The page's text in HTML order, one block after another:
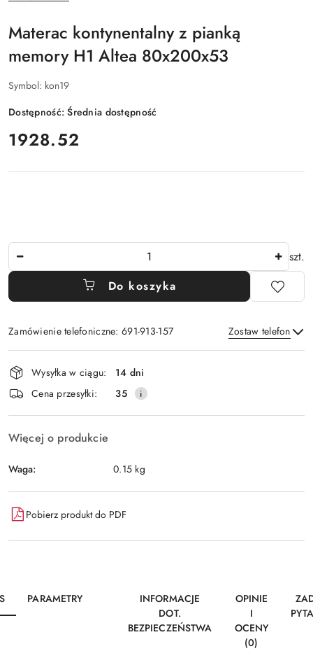
Materac kontynentalny z pianką
memory H1 Altea 80x200x53
Symbol: kon19
Dostępność:Średnia dostępność
cena:
1928.52
szt.
Do koszyka
Zamówienie telefoniczne: 691-913-157 Zostaw telefon
Wyślij
Dostępność
i
dostawa
Wysyłka w ciągu:
14 dni
Cena przesyłki:
35
Więcej o produkcie
Waga: 0.15 kg
Pobierz produkt do PDF
PARAMETRY
INFORMACJE
DOT.
BEZPIECZEŃSTWA
OPINIE
I
OCENY
(0)